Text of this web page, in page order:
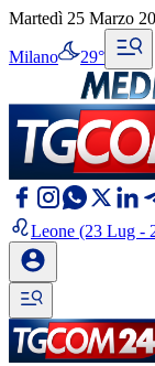
Martedì 25 Marzo
Milano 29°
Leone (23 Lug -